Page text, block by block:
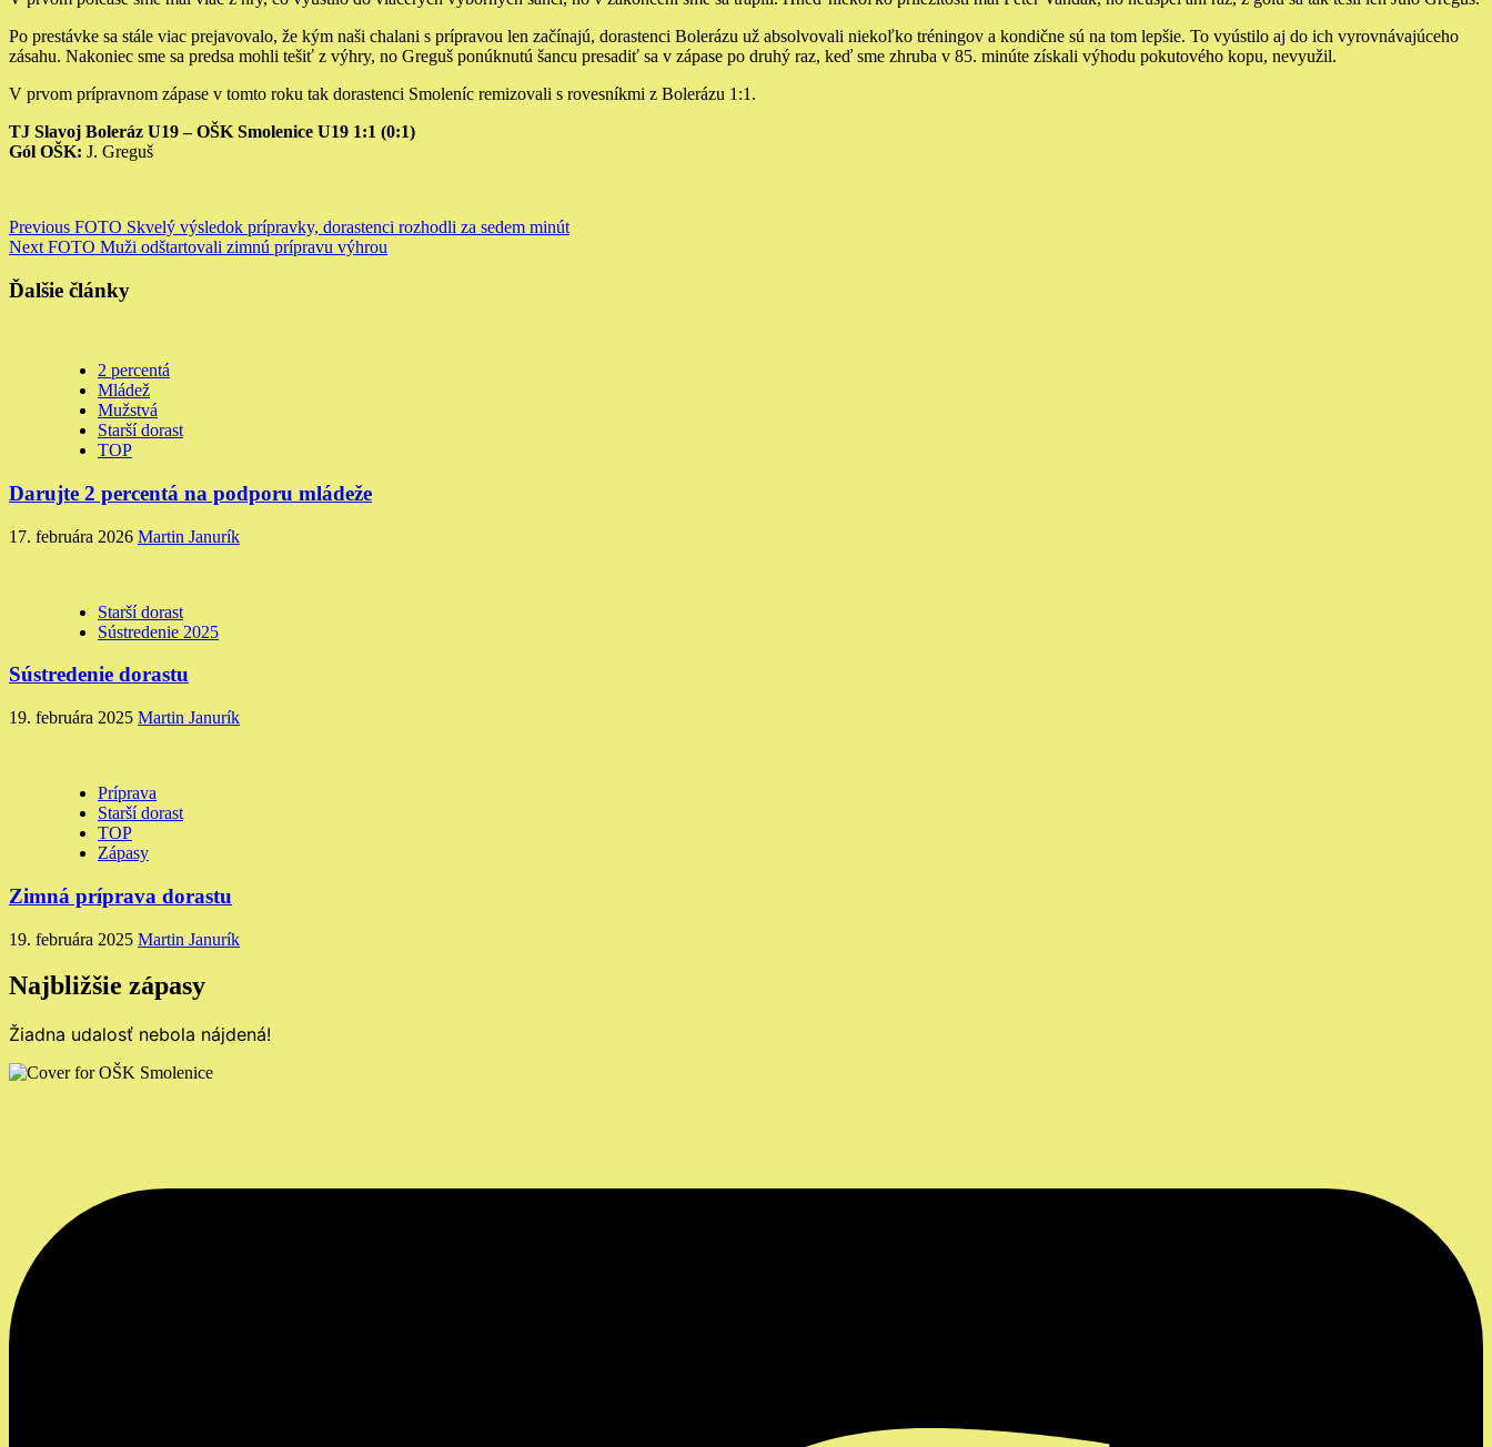
Po prestávke sa stále viac prejavovalo, že kým naši chalani s prípravou len začínajú, dorastenci Bolerázu už absolvovali niekoľko tréningov a kondične sú na tom lepšie. To vyústilo aj do ich vyrovnávajúceho
zásahu. Nakoniec sme sa predsa mohli tešiť z výhry, no Greguš ponúknutú šancu presadiť sa v zápase po druhý raz, keď sme zhruba v 85. minúte získali výhodu pokutového kopu, nevyužil.
V prvom prípravnom zápase v tomto roku tak dorastenci Smoleníc remizovali s rovesníkmi z Bolerázu 1:1.
TJ Slavoj Boleráz U19 – OŠK Smolenice U19 1:1 (0:1)
Gól OŠK: J. Greguš
Continue
Reading
Previous FOTO Skvelý výsledok prípravky, dorastenci rozhodli za sedem minút
Next FOTO Muži odštartovali zimnú prípravu výhrou
Ďalšie články
2 percentá
Mládež
Mužstvá
Starší dorast
TOP
Darujte 2 percentá na podporu mládeže
17. februára 2026 Martin Janurík
Starší dorast
Sústredenie 2025
Sústredenie dorastu
19. februára 2025 Martin Janurík
Príprava
Starší dorast
TOP
Zápasy
Zimná príprava dorastu
19. februára 2025 Martin Janurík
Najbližšie zápasy
Žiadna udalosť nebola nájdená!